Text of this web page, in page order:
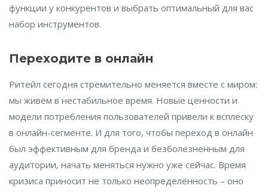
функции у конкурентов и выбрать оптимальный для вас
набор инструментов.
Переходите в онлайн
Ритейл сегодня стремительно меняется вместе с миром:
мы живём в нестабильное время. Новые ценности и
модели потребления пользователей привели к всплеску
в онлайн-сегменте. И для того, чтобы переход в онлайн
был эффективным для бренда и безболезненным для
аудитории, начать меняться нужно уже сейчас. Время
кризиса приносит не только неопределённость – оно